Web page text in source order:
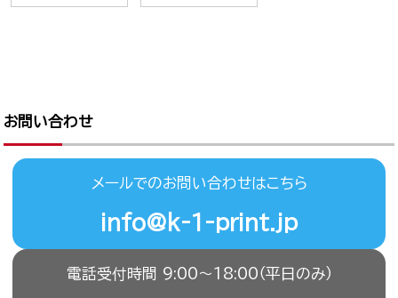
お問い合わせ
メールでのお問い合わせはこちら
info@k-1-print.jp
電話受付時間 9:00〜18:00（平日のみ）